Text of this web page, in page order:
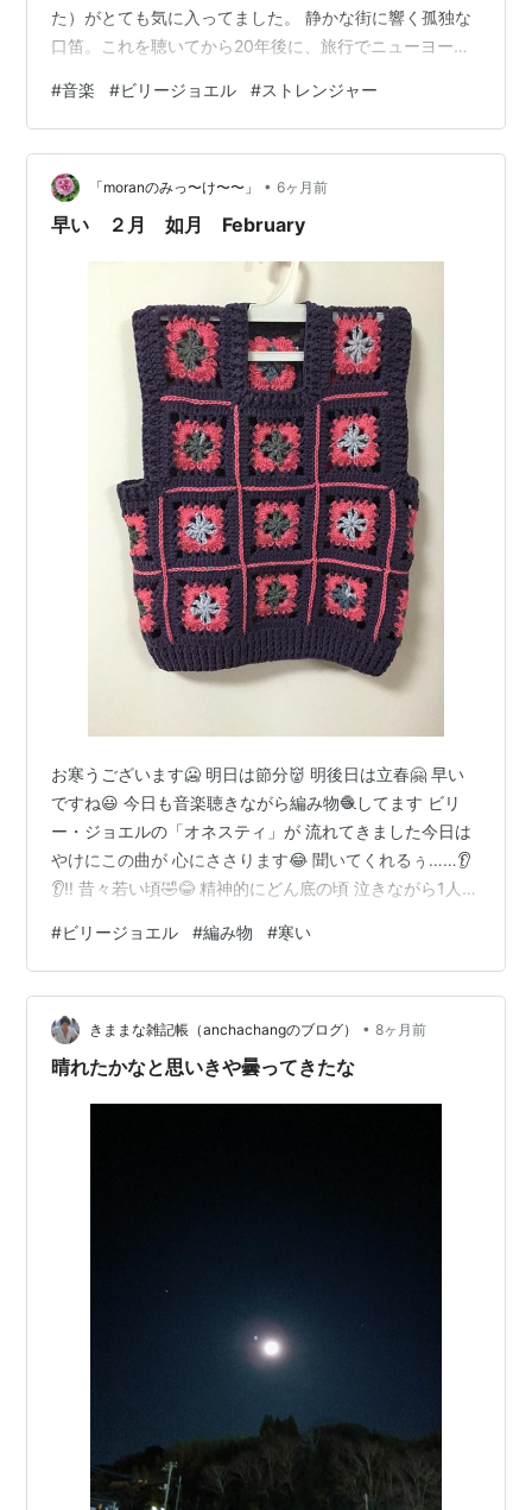
た）がとても気に入ってました。 静かな街に響く孤独な
口笛。これを聴いてから20年後に、旅行でニューヨーク
て、人が多くて騒々しかった。今のこの街では、ビリ
ー・ジョエルの口笛は響かないと思う。(^^;)
www.youtube.com ランキング参加中好きなものは好き
だから・・・ ランキング参加中gooからきました
#音楽 #ビリージョエル #ストレンジャー
「moranのみっ〜け〜〜」 • 6ヶ月前
早い ２月 如月 February
お寒うございます🥶 明日は節分👹 明後日は立春🤗 早い
ですね😃 今日も音楽聴きながら編み物🧶してます ビリ
ー・ジョエルの「オネスティ」が 流れてきました今日は
やけにこの曲が 心にささります😂 聞いてくれるぅ……👂
👂‼️ 昔々若い頃🤣😂 精神的にどん底の頃 泣きながら1人
意味は解らないけど 歌声が心に響きました マスターに
「誰が歌ってるの？」と聞いたところ ビリー・ジョエル
の「Honesty」と教えていただき この時初めて知りまし
た その後 レコード店に走りました 「ニューヨーク５２
番街」のアルバムに入っている 曲🎧で良い曲が多いです
#ビリージョエル #編み物 #寒い
きままな雑記帳（anchachangのブログ） • 8ヶ月前
晴れたかなと思いきや曇ってきたな